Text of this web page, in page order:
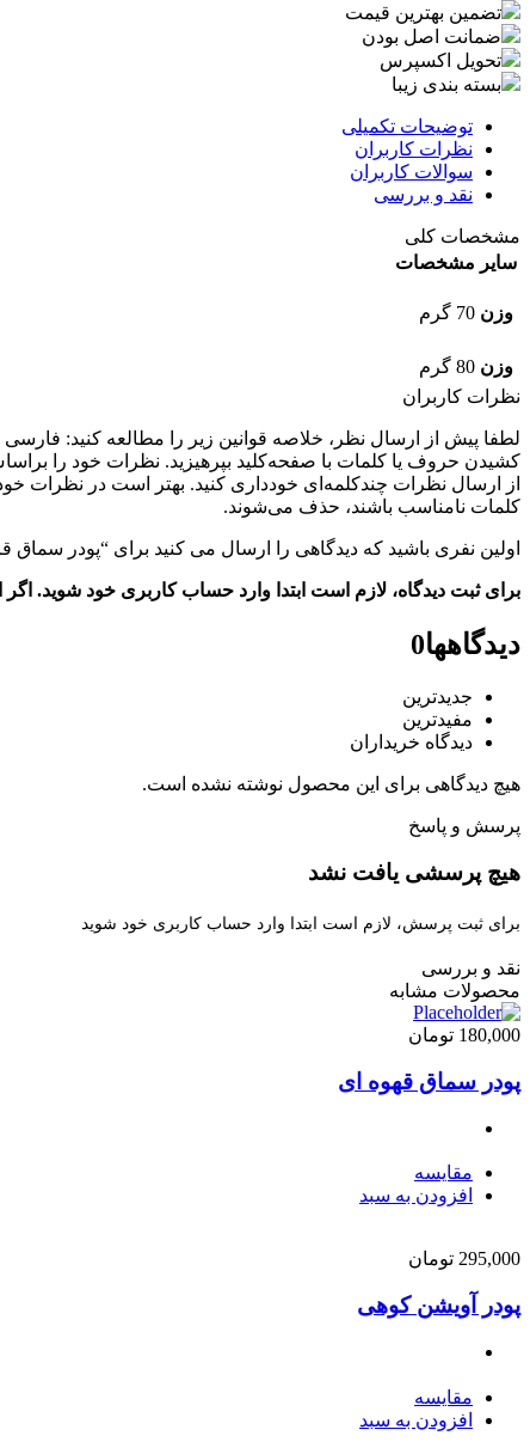
تضمین بهترین قیمت
ضمانت اصل بودن
تحویل اکسپرس
بسته بندی زیبا
توضیحات تکمیلی
نظرات کاربران
سوالات کاربران
نقد و بررسی
مشخصات کلی
سایر مشخصات
وزن 70 گرم
وزن 80 گرم
نظرات کاربران
کشیدن حروف یا کلمات با صفحه‌کلید بپرهیزید. نظرات خود را
از ارسال نظرات چندکلمه‌‌ای خودداری کنید. بهتر است در نظرات
کلمات نامناسب باشند، حذف می‌شوند.
اولین نفری باشید که دیدگاهی را ارسال می کنید برای “پودر سماق
برای ثبت دیدگاه، لازم است ابتدا وارد حساب کاربری خود شوید.
دیدگاهها0
جدیدترین
مفیدترین
دیدگاه خریداران
هیچ دیدگاهی برای این محصول نوشته نشده است.
پرسش و پاسخ
هیچ پرسشی یافت نشد
برای ثبت پرسش، لازم است ابتدا وارد حساب کاربری خود شوید
نقد و بررسی
محصولات مشابه
180,000 تومان
پودر سماق قهوه ای
مقایسه
افزودن به سبد
295,000 تومان
پودر آویشن کوهی
مقایسه
افزودن به سبد